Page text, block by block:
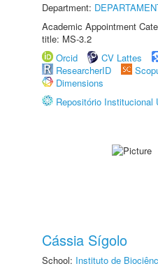
Department:
Academic Appointment
title: MS-3.2
Orcid
CV Lattes
ResearcherID
Dimensions
Repositório Institucional
Cássia Sígolo
School: Instituto de